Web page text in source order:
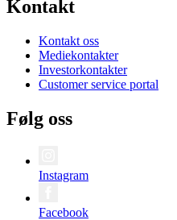
Kontakt
Kontakt oss
Mediekontakter
Investorkontakter
Customer service portal
Følg oss
Instagram
Facebook